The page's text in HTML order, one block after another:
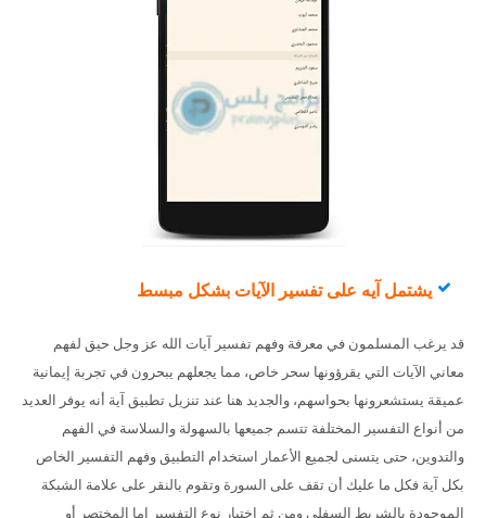
يشتمل آيه على تفسير الآيات بشكل مبسط
قد يرغب المسلمون في معرفة وفهم تفسير آيات الله عز وجل حيق لفهم
معاني الآيات التي يقرؤونها سحر خاص، مما يجعلهم يبحرون في تجربة إيمانية
عميقة يستشعرونها بحواسهم، والجديد هنا عند تنزيل تطبيق آية أنه يوفر العديد
من أنواع التفسير المختلفة تتسم جميعها بالسهولة والسلاسة في الفهم
والتدوين، حتى يتسنى لجميع الأعمار استخدام التطبيق وفهم التفسير الخاص
بكل آية فكل ما عليك أن تقف على السورة وتقوم بالنقر على علامة الشبكة
الموجودة بالشريط السفلي ومن ثم اختيار نوع التفسير إما المختصر أو